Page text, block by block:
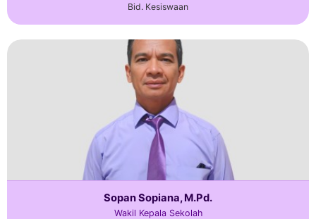
Bid. Kesiswaan
Sopan Sopiana, M.Pd.
Wakil Kepala Sekolah